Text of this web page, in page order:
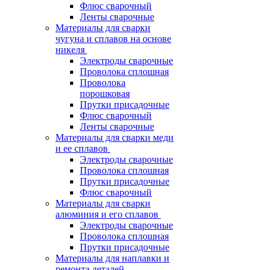
Флюс сварочный
Ленты сварочные
Материалы для сварки
чугуна и сплавов на основе
никеля
Электроды сварочные
Проволока сплошная
Проволока
порошковая
Прутки присадочные
Флюс сварочный
Ленты сварочные
Материалы для сварки меди
и ее сплавов
Электроды сварочные
Проволока сплошная
Прутки присадочные
Флюс сварочный
Материалы для сварки
алюминия и его сплавов
Электроды сварочные
Проволока сплошная
Прутки присадочные
Материалы для наплавки и